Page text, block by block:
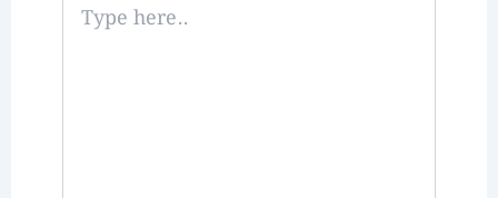
here..